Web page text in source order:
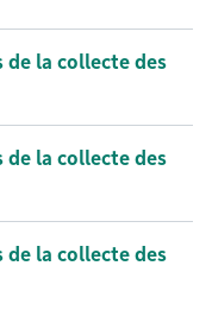
la collecte des
la collecte des
la collecte des